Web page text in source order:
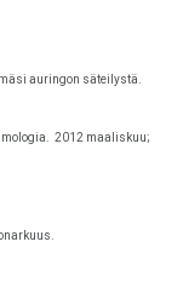
auringon säteilystä.
2012 maaliskuu;